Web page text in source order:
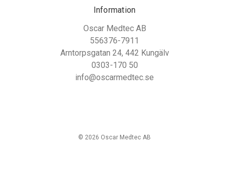
Information
Oscar Medtec AB
556376-7911
Arntorpsgatan 24, 442 Kungälv
0303-170 50
info@oscarmedtec.se
© 2026 Oscar Medtec AB